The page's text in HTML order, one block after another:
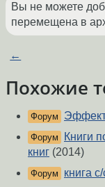
Вы не можете
перемещена в
←
Похожие
Форум
Форум
Книги
книг (2014)
Форум книга